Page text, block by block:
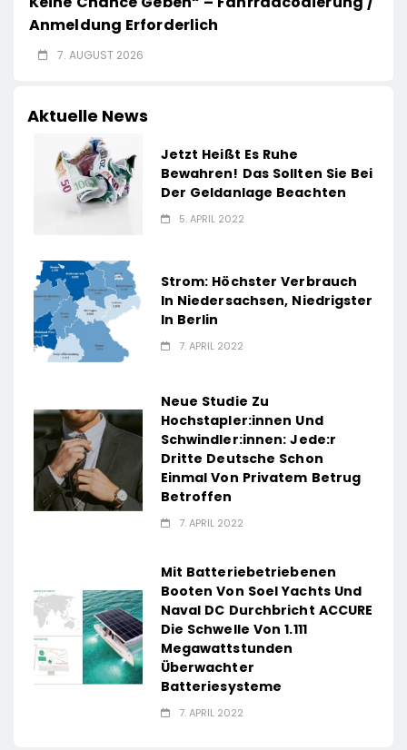
Anmeldung Erforderlich
7. AUGUST 2026
Aktuelle News
Jetzt Heißt Es Ruhe
Bewahren! Das Sollten Sie Bei
Der Geldanlage Beachten
5. APRIL 2022
Strom: Höchster Verbrauch
In Niedersachsen, Niedrigster
In Berlin
7. APRIL 2022
Neue Studie Zu
Hochstapler:innen Und
Schwindler:innen: Jede:r
Dritte Deutsche Schon
Einmal Von Privatem Betrug
Betroffen
7. APRIL 2022
Mit Batteriebetriebenen
Booten Von Soel Yachts Und
Naval DC Durchbricht ACCURE
Die Schwelle Von 1.111
Megawattstunden
Überwachter
Batteriesysteme
7. APRIL 2022